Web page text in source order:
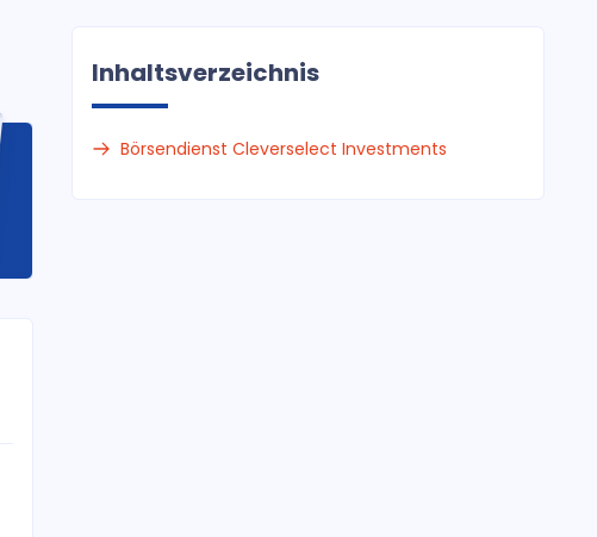
Inhaltsverzeichnis
Börsendienst Cleverselect Investments